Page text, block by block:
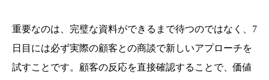
重要なのは、完璧な資料ができるまで待つのではなく、7
日目には必ず実際の顧客との商談で新しいアプローチを
試すことです。顧客の反応を直接確認することで、価値